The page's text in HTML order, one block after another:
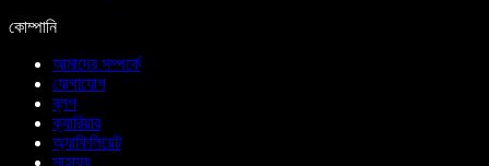
কোম্পানি
আমাদের সম্পর্কে
যোগাযোগ
ব্লগ
ক্যারিয়ার
অ্যাফিলিয়েট
সাহায্য